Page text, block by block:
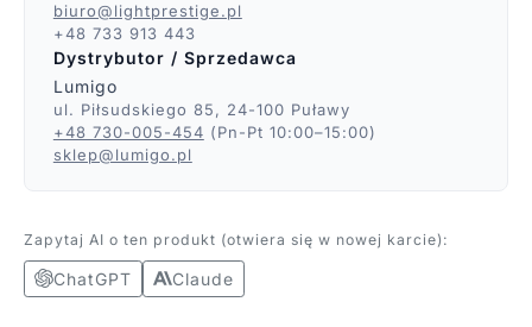
biuro@lightprestige.pl
+48 733 913 443
Dystrybutor / Sprzedawca
Lumigo
ul. Piłsudskiego 85, 24-100 Puławy
+48 730-005-454 (Pn-Pt 10:00–15:00)
sklep@lumigo.pl
Zapytaj AI o ten produkt (otwiera się w nowej karcie):
ChatGPT Claude